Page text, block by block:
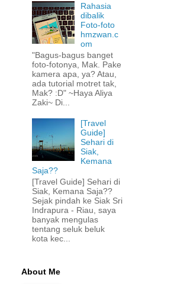
Rahasia
dibalik
Foto-foto
hmzwan.c
om
"Bagus-bagus banget
foto-fotonya, Mak. Pake
kamera apa, ya? Atau,
ada tutorial motret tak,
Mak? :D" ~Haya Aliya
Zaki~ Di...
[Travel
Guide]
Sehari di
Siak,
Kemana
Saja??
[Travel Guide] Sehari di
Siak, Kemana Saja??
Sejak pindah ke Siak Sri
Indrapura - Riau, saya
banyak mengulas
tentang seluk beluk
kota kec...
About Me